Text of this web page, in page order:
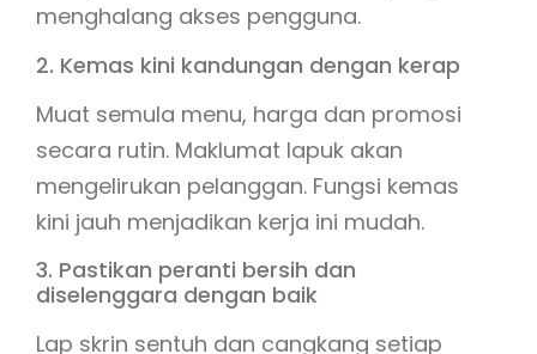
menghalang akses pengguna.
2. Kemas kini kandungan dengan kerap
Muat semula menu, harga dan promosi
secara rutin. Maklumat lapuk akan
mengelirukan pelanggan. Fungsi kemas
kini jauh menjadikan kerja ini mudah.
3. Pastikan peranti bersih dan
diselenggara dengan baik
Lap skrin sentuh dan cangkang setiap